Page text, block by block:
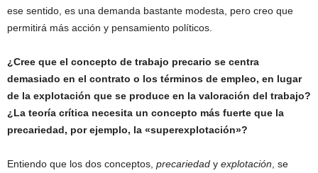
ese sentido, es una demanda bastante modesta, pero creo que
permitirá más acción y pensamiento políticos.
¿Cree que el concepto de trabajo precario se centra
demasiado en el contrato o los términos de empleo, en lugar
de la explotación que se produce en la valoración del trabajo?
¿La teoría crítica necesita un concepto más fuerte que la
precariedad, por ejemplo, la «superexplotación»?
Entiendo que los dos conceptos, precariedad y explotación , se